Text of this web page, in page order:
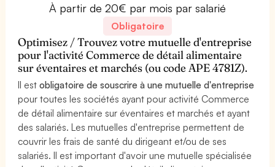
À partir de 20€ par mois par salarié
Obligatoire
Optimisez / Trouvez votre mutuelle d'entreprise
pour l'activité Commerce de détail alimentaire
sur éventaires et marchés (ou code APE 4781Z).
Il estobligatoire de souscrire à une mutuelle d'entreprise
pour toutes les sociétés ayant pour activité Commerce
de détail alimentaire sur éventaires et marchés et ayant
des salariés. Les mutuelles d'entreprise permettent de
couvrir les frais de santé du dirigeant et/ou de ses
salariés. Il est important d'avoir une mutuelle spécialisée